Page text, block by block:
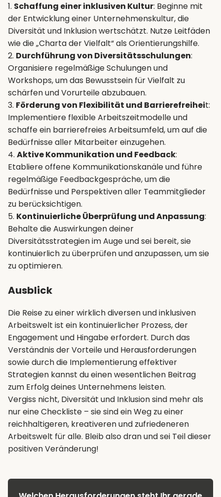
1. Schaffung einer inklusiven Kultur: Beginne mit
der Entwicklung einer Unternehmenskultur, die
Diversität und Inklusion wertschätzt. Nutze Leitfäden
wie die „Charta der Vielfalt“ als Orientierungshilfe.
2. Durchführung von Diversitätsschulungen:
Organisiere regelmäßige Schulungen und
Workshops, um das Bewusstsein für Vielfalt zu
schärfen und Vorurteile abzubauen.
3. Förderung von Flexibilität und Barrierefreiheit:
Implementiere flexible Arbeitszeitmodelle und
schaffe ein barrierefreies Arbeitsumfeld, um auf die
Bedürfnisse aller Mitarbeiter einzugehen.
4. Aktive Kommunikation und Feedback:
Etabliere offene Kommunikationskanäle und führe
regelmäßige Feedbackgespräche, um die
Bedürfnisse und Perspektiven aller Teammitglieder
zu berücksichtigen.
5. Kontinuierliche Überprüfung und Anpassung:
Behalte die Auswirkungen deiner
Diversitätsstrategien im Auge und sei bereit, sie
kontinuierlich zu überprüfen und anzupassen, um sie
zu optimieren.
Ausblick
Die Reise zu einer wirklich diversen und inklusiven
Arbeitswelt ist ein kontinuierlicher Prozess, der
Engagement und Hingabe erfordert. Durch das
Verständnis der Vorteile und Herausforderungen
sowie durch die Implementierung effektiver
Strategien kannst du einen wesentlichen Beitrag
zum Erfolg deines Unternehmens leisten.
Vergiss nicht, Diversität und Inklusion sind mehr als
nur eine Checkliste – sie sind ein Weg zu einer
reichhaltigeren, kreativeren und zufriedeneren
Arbeitswelt für alle. Bleib also dran und sei Teil dieser
positiven Veränderung!